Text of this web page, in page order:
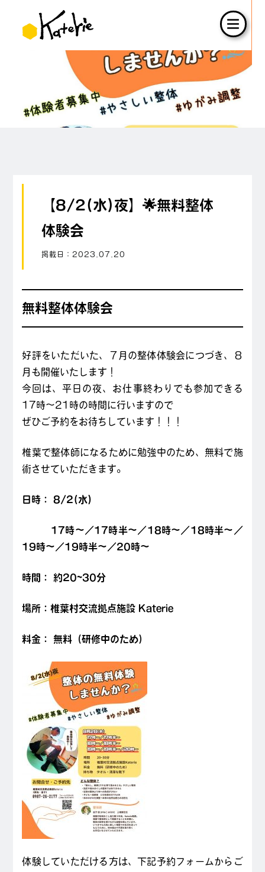
【8/2(水)夜】🌟無料整体
体験会
掲載日： 2023.07.20
無料整体体験会
好評をいただいた、７月の整体体験会につづき、８
月も開催いたします！
今回は、平日の夜、お仕事終わりでも参加できる
17時～21時の時間に行いますので
ぜひご予約をお待ちしています！！！
椎葉で整体師になるために勉強中のため、無料で施
術させていただきます。
日時： 8/2(水)
17時～／17時半～／18時～／18時半～／
19時～／19時半～／20時～
時間： 約20~30分
場所：椎葉村交流拠点施設 Katerie
料金： 無料（研修中のため）
体験していただける方は、下記予約フォームからご